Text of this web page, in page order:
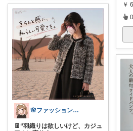
🌸ファッションハナコの可愛さラボ🌸
👖“羽織りは欲しいけど、カジュ
￥
0